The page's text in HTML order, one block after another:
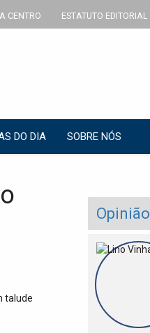
CENTRO ESTATUTO EDITORIAL
DO DIA SOBRE NÓS
Opinião